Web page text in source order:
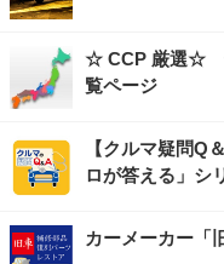
☆ CCP 厳選☆
覧ページ
【クルマ疑問Q
ロが答える」シ
カーメーカー「